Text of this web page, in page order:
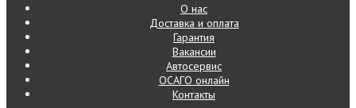
О нас
Доставка и оплата
Гарантия
Вакансии
Автосервис
ОСАГО онлайн
Контакты